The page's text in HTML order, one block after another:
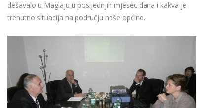
dešavalo u Maglaju u posljednjih mjesec dana i kakva je
trenutno situacija na području naše općine.